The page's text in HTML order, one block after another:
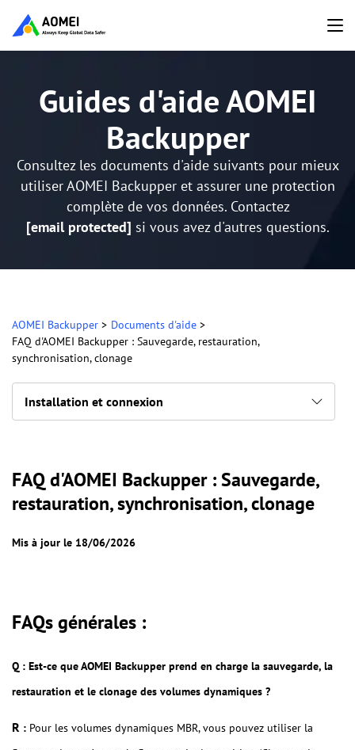
Guides d'aide AOMEI
Backupper
Consultez les documents d'aide suivants pour mieux
utiliser AOMEI Backupper et assurer une protection
complète de vos données. Contactez
[email protected] si vous avez d'autres questions.
AOMEI Backupper > Documents d'aide >
FAQ d'AOMEI Backupper : Sauvegarde, restauration,
synchronisation, clonage
Installation et connexion
FAQ d'AOMEI Backupper : Sauvegarde,
restauration, synchronisation, clonage
Mis à jour le 18/06/2026
FAQs générales :
Q : Est-ce que AOMEI Backupper prend en charge la sauvegarde, la
restauration et le clonage des volumes dynamiques ?
R : Pour les volumes dynamiques MBR, vous pouvez utiliser la